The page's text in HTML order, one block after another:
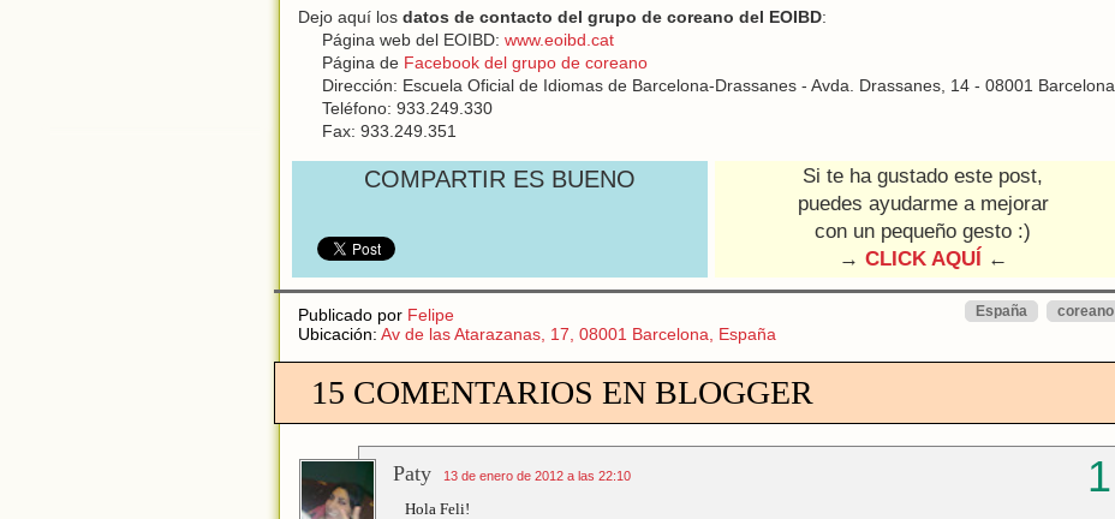
Dejo aquí los datos de contacto del grupo de coreano del EOIBD:
Página web del EOIBD: www.eoibd.cat
Página de Facebook del grupo de coreano
Dirección: Escuela Oficial de Idiomas de Barcelona-Drassanes - Avda. Drassanes, 14 - 08001 Barcelona
Teléfono: 933.249.330
Fax: 933.249.351
COMPARTIR ES BUENO
Si te ha gustado este post,
puedes ayudarme a mejorar
con un pequeño gesto :)
→ CLICK AQUÍ ←
Publicado por Felipe coreano
España
Ubicación: Av de las Atarazanas, 17, 08001 Barcelona, España
15 COMENTARIOS EN BLOGGER
Paty 13 de enero de 2012 a las 22:10
Hola Feli!